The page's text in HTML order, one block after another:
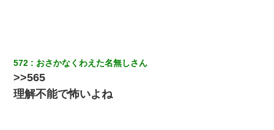
出張中の旦那から『フリンしやがって、このクズ』と電話が。私
「本当に家まで来たの？証拠は？」旦那「俺の言葉が信じられな
いのか！」→ 離婚後
572 おさかなくわえた名無しさん
>>565
理解不能で怖いよね